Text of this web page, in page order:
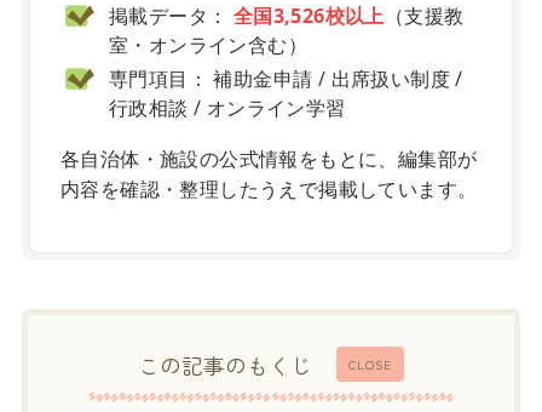
掲載データ： 全国3,526校以上 （支援教
室・オンライン含む）
専門項目： 補助金申請 / 出席扱い制度 /
行政相談 / オンライン学習
各自治体・施設の公式情報をもとに、編集部が
内容を確認・整理したうえで掲載しています。
CLOSE
この記事のもくじ